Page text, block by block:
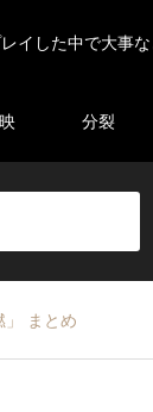
イした中で大事
分裂
」 まとめ